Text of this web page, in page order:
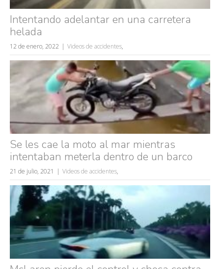
Intentando adelantar en una carretera
helada
12 de enero, 2022 Videos de accidentes,
Se les cae la moto al mar mientras
intentaban meterla dentro de un barco
21 de julio, 2021 Videos de accidentes,